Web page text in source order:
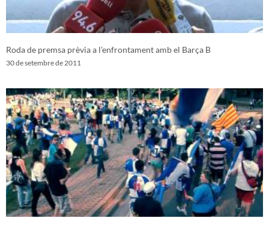
Roda de premsa prèvia a l’enfrontament amb el Barça B
30 de setembre de 2011